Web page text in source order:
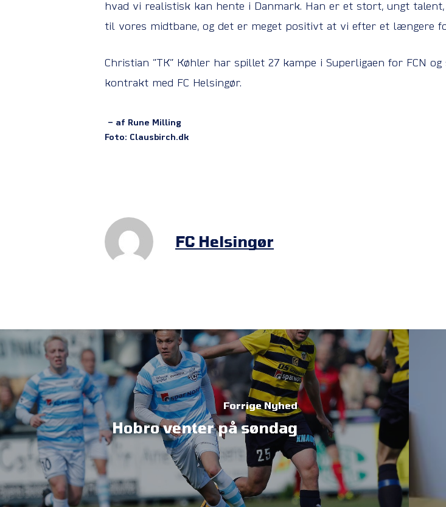
hvad vi realistisk kan hente i Danmark. Han er et stort, ungt
til vores midtbane, og det er meget positivt at vi efter et længere
Christian ”TK” Køhler har spillet 27 kampe i Superligaen for FCN
kontrakt med FC Helsingør.
– af Rune Milling
Foto: Clausbirch.dk
FC Helsingør
Forrige Nyhed
Hobro venter på søndag